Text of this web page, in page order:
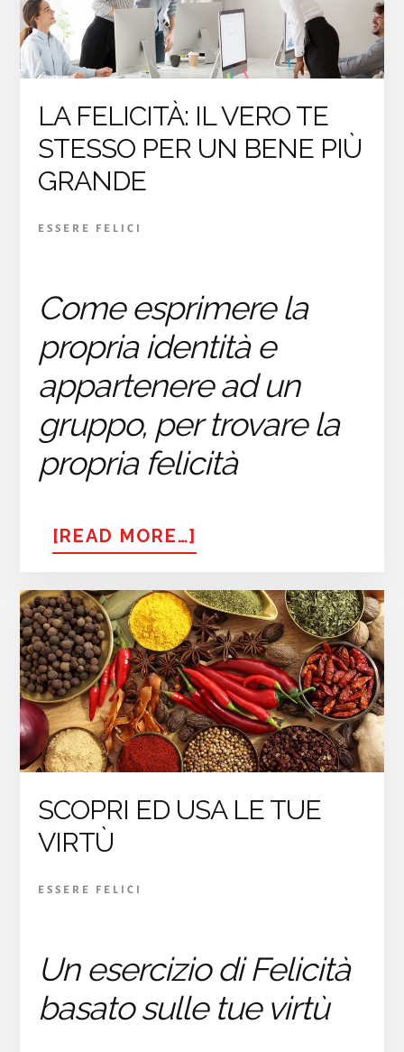
LA FELICITÀ: IL VERO TE
STESSO PER UN BENE PIÙ
GRANDE
ESSERE FELICI
Come esprimere la
propria identità e
appartenere ad un
gruppo, per trovare la
propria felicità
[READ MORE…]
IL
VERO
TE
STESSO
PER
UN
BENE
PIÙ
GRANDE
SCOPRI ED USA LE TUE
VIRTÙ
ESSERE FELICI
Un esercizio di Felicità
basato sulle tue virtù